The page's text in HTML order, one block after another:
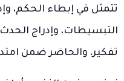
تتمثل في إبطاء الحكم،
التبسيطات، وإدراج
تفكير، والحاضر ضمن